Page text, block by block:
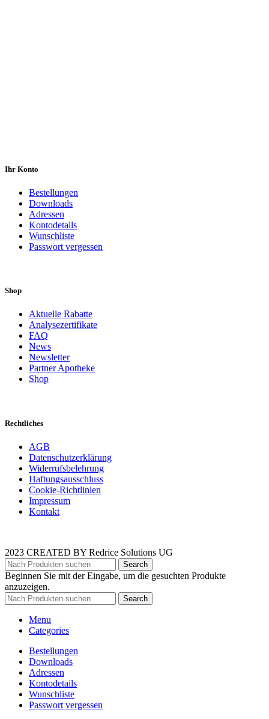
Ihr Konto
Bestellungen
Downloads
Adressen
Kontodetails
Wunschliste
Passwort vergessen
Shop
Aktuelle Rabatte
Analysezertifikate
FAQ
News
Newsletter
Partner Apotheke
Shop
Rechtliches
AGB
Datenschutzerklärung
Widerrufsbelehrung
Haftungsausschluss
Cookie-Richtlinien
Impressum
Kontakt
2023 CREATED BY Redrice Solutions UG
Search
Beginnen Sie mit der Eingabe, um die gesuchten Produkte
anzuzeigen.
Search
Menu
Categories
Bestellungen
Downloads
Adressen
Kontodetails
Wunschliste
Passwort vergessen